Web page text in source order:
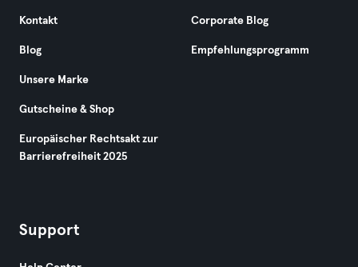
Kontakt
Blog
Unsere Marke
Gutscheine & Shop
Europäischer Rechtsakt zur
Barrierefreiheit 2025
Corporate Blog
Empfehlungsprogramm
Support